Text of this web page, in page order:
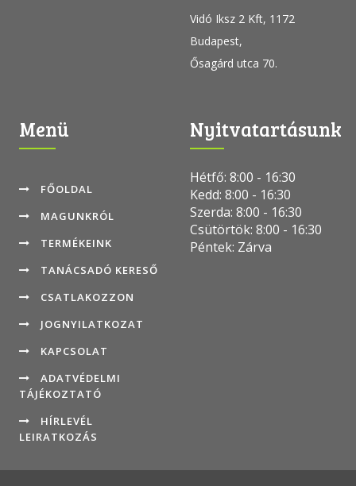
Vidó Iksz 2 Kft, 1172
Budapest,
Ősagárd utca 70.
Menü
FŐOLDAL
MAGUNKRÓL
TERMÉKEINK
TANÁCSADÓ KERESŐ
CSATLAKOZZON
JOGNYILATKOZAT
KAPCSOLAT
ADATVÉDELMI
TÁJÉKOZTATÓ
HÍRLEVÉL
LEIRATKOZÁS
Nyitvatartásunk
Hétfő: 8:00 - 16:30
Kedd: 8:00 - 16:30
Szerda: 8:00 - 16:30
Csütörtök: 8:00 - 16:30
Péntek: Zárva